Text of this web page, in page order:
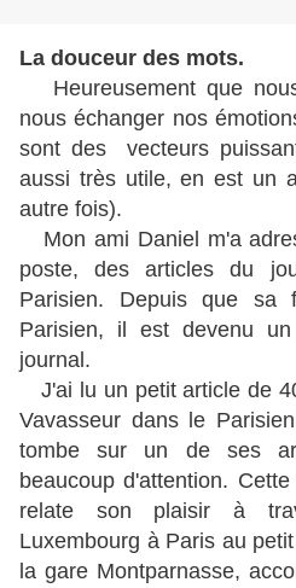
La douceur des mots.
Heureusement que
nous échanger nos
sont des vecteurs
aussi très utile, en est un
autre fois).
Mon ami Daniel m'a
poste, des articles du
Parisien. Depuis que sa
Parisien, il est devenu
journal.
J'ai lu un petit article de
Vavasseur dans le
tombe sur un de ses
beaucoup d'attention.
relate son plaisir à
Luxembourg à Paris au
la gare Montparnasse,